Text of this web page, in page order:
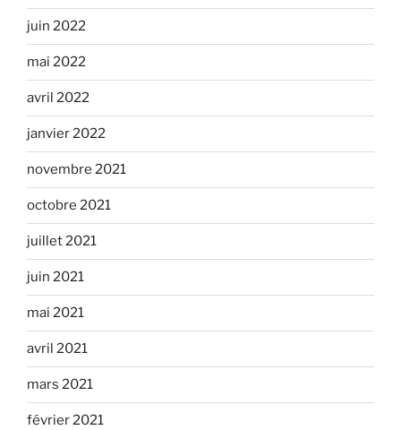
juin 2022
mai 2022
avril 2022
janvier 2022
novembre 2021
octobre 2021
juillet 2021
juin 2021
mai 2021
avril 2021
mars 2021
février 2021